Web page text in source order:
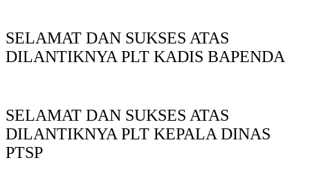
SELAMAT DAN SUKSES ATAS
DILANTIKNYA PLT KADIS BAPENDA
SELAMAT DAN SUKSES ATAS
DILANTIKNYA PLT KEPALA DINAS
PTSP